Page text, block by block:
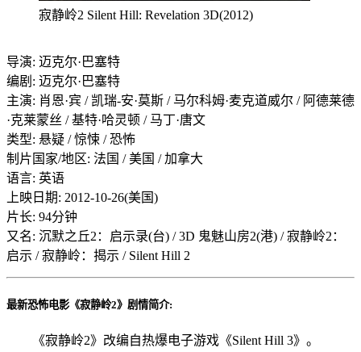
寂静岭2 Silent Hill: Revelation 3D(2012)
导演: 迈克尔·巴塞特
编剧: 迈克尔·巴塞特
主演: 肖恩·宾 / 凯瑞-安·莫斯 / 马尔科姆·麦克道威尔 / 阿德莱德
·克莱蒙丝 / 基特·哈灵顿 / 马丁·唐文
类型: 悬疑 / 惊悚 / 恐怖
制片国家/地区: 法国 / 美国 / 加拿大
语言: 英语
上映日期: 2012-10-26(美国)
片长: 94分钟
又名: 沉默之丘2：启示录(台) / 3D 鬼魅山房2(港) / 寂静岭2：
启示 / 寂静岭：揭示 / Silent Hill 2
最新恐怖电影《寂静岭2》剧情简介:
《寂静岭2》改编自热爆电子游戏《Silent Hill 3》。